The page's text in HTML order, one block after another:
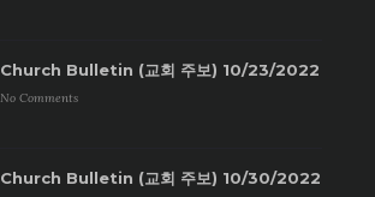
Church Bulletin (교회 주보) 10/23/2022
No Comments
Church Bulletin (교회 주보) 10/30/2022